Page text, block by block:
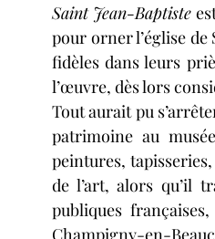
Saint Jean-Baptiste
pour orner l’église de
fidèles dans leurs
l’œuvre, dès lors
Tout aurait pu
patrimoine au
peintures,
de l’art, alors qu’il
publiques
Champigny-en-